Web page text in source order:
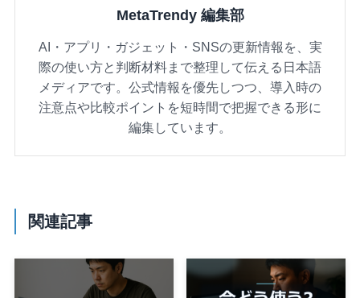
MetaTrendy 編集部
AI・アプリ・ガジェット・SNSの更新情報を、実
際の使い方と判断材料まで整理して伝える日本語
メディアです。公式情報を優先しつつ、導入時の
注意点や比較ポイントを短時間で把握できる形に
編集しています。
関連記事